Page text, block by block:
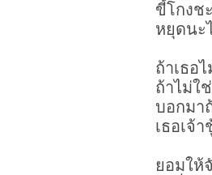
ขี้โกงช
หยุดนะ
ถ้าเธอ
ถ้าไม่ใ
บอกมา
เธอเจ้
ยอมให้